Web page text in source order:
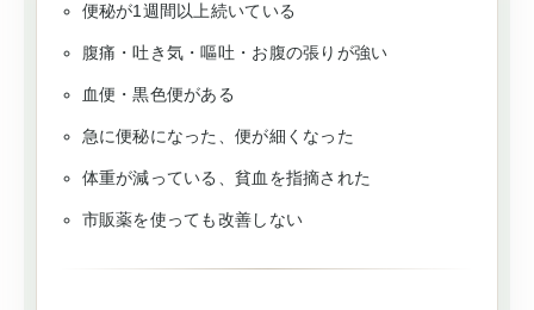
便秘が1週間以上続いている
腹痛・吐き気・嘔吐・お腹の張りが強い
血便・黒色便がある
急に便秘になった、便が細くなった
体重が減っている、貧血を指摘された
市販薬を使っても改善しない